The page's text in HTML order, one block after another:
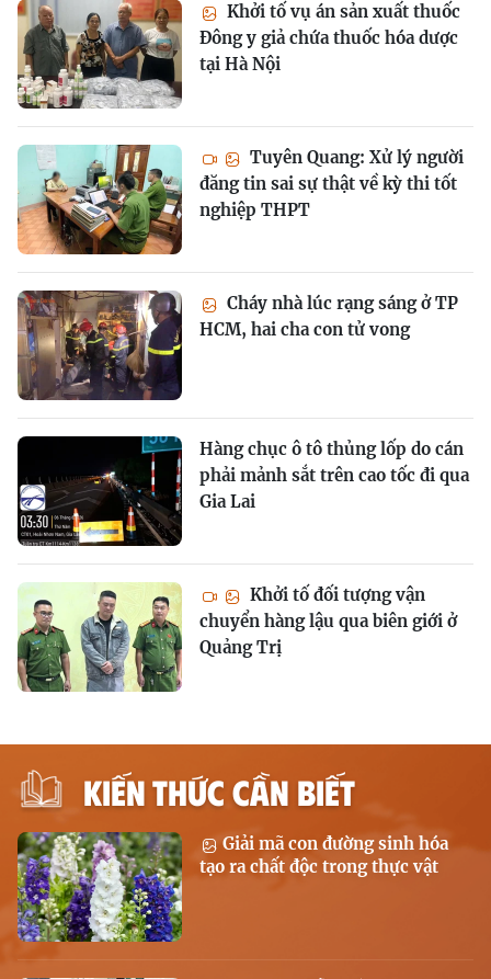
Khởi tố vụ án sản xuất thuốc
Đông y giả chứa thuốc hóa dược
tại Hà Nội
Tuyên Quang: Xử lý người
đăng tin sai sự thật về kỳ thi tốt
nghiệp THPT
Cháy nhà lúc rạng sáng ở TP
HCM, hai cha con tử vong
Hàng chục ô tô thủng lốp do cán
phải mảnh sắt trên cao tốc đi qua
Gia Lai
Khởi tố đối tượng vận
chuyển hàng lậu qua biên giới ở
Quảng Trị
KIẾN THỨC CẦN BIẾT
Giải mã con đường sinh hóa
tạo ra chất độc trong thực vật